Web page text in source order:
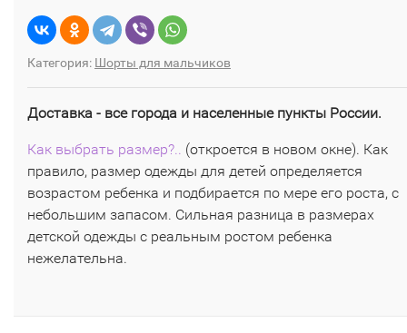
Категория: Шорты для мальчиков
Доставка - все города и населенные пункты России.
Как выбрать размер?.. (откроется в новом окне). Как
правило, размер одежды для детей определяется
возрастом ребенка и подбирается по мере его роста, с
небольшим запасом. Сильная разница в размерах
детской одежды с реальным ростом ребенка
нежелательна.